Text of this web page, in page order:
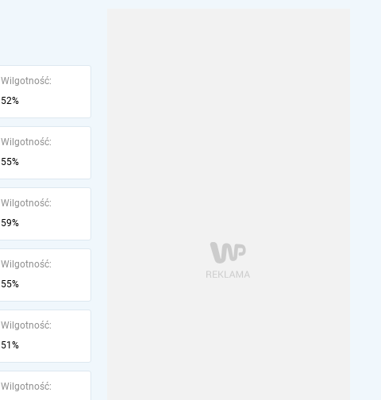
Wilgotność:
52%
Wilgotność:
55%
Wilgotność:
59%
Wilgotność:
55%
Wilgotność:
51%
Wilgotność: